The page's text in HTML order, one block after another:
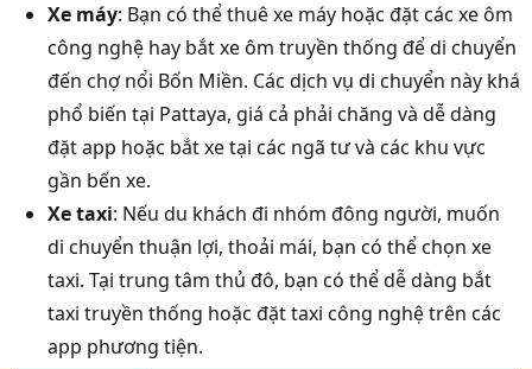
Xe máy: Bạn có thể thuê xe máy hoặc đặt các xe ôm
công nghệ hay bắt xe ôm truyền thống để di chuyển
đến chợ nổi Bốn Miền. Các dịch vụ di chuyển này khá
phổ biến tại Pattaya, giá cả phải chăng và dễ dàng
đặt app hoặc bắt xe tại các ngã tư và các khu vực
gần bến xe.
Xe taxi: Nếu du khách đi nhóm đông người, muốn
di chuyển thuận lợi, thoải mái, bạn có thể chọn xe
taxi. Tại trung tâm thủ đô, bạn có thể dễ dàng bắt
taxi truyền thống hoặc đặt taxi công nghệ trên các
app phương tiện.